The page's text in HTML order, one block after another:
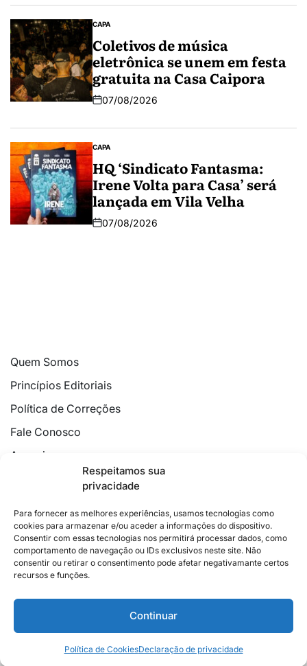
Respeitamos sua
privacidade
Para fornecer as melhores experiências, usamos tecnologias como
cookies para armazenar e/ou aceder a informações do dispositivo.
Consentir com essas tecnologias nos permitirá processar dados, como
comportamento de navegação ou IDs exclusivos neste site. Não
consentir ou retirar o consentimento pode afetar negativamante certos
recursos e funções.
Continuar
Política de CookiesDeclaração de privacidade
CAPA
Coletivos de música
eletrônica se unem em festa
gratuita na Casa Caipora
07/08/2026
CAPA
HQ ‘Sindicato Fantasma:
Irene Volta para Casa’ será
lançada em Vila Velha
07/08/2026
Quem Somos
Princípios Editoriais
Política de Correções
Fale Conosco
Anuncie
Política de Cookies
2026 © Feito com
no Espírito Santo.
PoderEditorialCidades
EconomiaPesquisas
Siga no Instagram